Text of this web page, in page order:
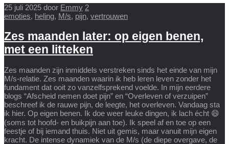
25 juli 2025 door Emmy 2
emoties, heling, M/s, pijn, vertrouwen
Zes maanden later: op eigen benen,
met een litteken
Zes maanden zijn inmiddels verstreken sinds het einde van mijn
M/s-relatie. Zes maanden waarin ik heb leren leven zonder het
fundament dat ooit zo vanzelfsprekend voelde. In mijn eerdere
blogs “Afscheid nemen doet pijn” en “Overleven of verzuipen”
beschreef ik de rauwe pijn, de leegte, het overleven. Vandaag sta
ik hier. Op eigen benen. Ik doe weer leuke dingen, ik lach écht 😄
(soms tot hoofd- en buikpijn aan toe). Ik speel af en toe op een
feestje of bij iemand thuis. Niet uit gemis, maar vanuit mijn eigen
kracht. De intense dynamiek van de M/s (de diepe overgave, de